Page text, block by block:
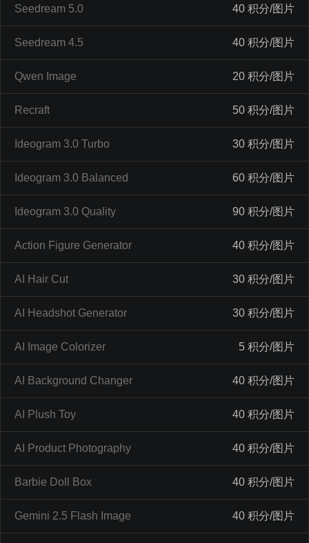
Seedream 5.0 40 积分/图片
Seedream 4.5 40 积分/图片
Qwen Image 20 积分/图片
Recraft 50 积分/图片
Ideogram 3.0 Turbo 30 积分/图片
Ideogram 3.0 Balanced 60 积分/图片
Ideogram 3.0 Quality 90 积分/图片
Action Figure Generator 40 积分/图片
AI Hair Cut 30 积分/图片
AI Headshot Generator 30 积分/图片
AI Image Colorizer 5 积分/图片
AI Background Changer 40 积分/图片
AI Plush Toy 40 积分/图片
AI Product Photography 40 积分/图片
Barbie Doll Box 40 积分/图片
Gemini 2.5 Flash Image 40 积分/图片